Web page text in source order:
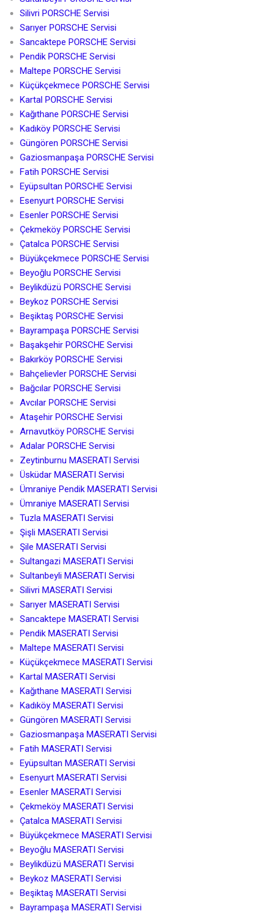
Silivri PORSCHE Servisi
Sarıyer PORSCHE Servisi
Sancaktepe PORSCHE Servisi
Pendik PORSCHE Servisi
Maltepe PORSCHE Servisi
Küçükçekmece PORSCHE Servisi
Kartal PORSCHE Servisi
Kağıthane PORSCHE Servisi
Kadıköy PORSCHE Servisi
Güngören PORSCHE Servisi
Gaziosmanpaşa PORSCHE Servisi
Fatih PORSCHE Servisi
Eyüpsultan PORSCHE Servisi
Esenyurt PORSCHE Servisi
Esenler PORSCHE Servisi
Çekmeköy PORSCHE Servisi
Çatalca PORSCHE Servisi
Büyükçekmece PORSCHE Servisi
Beyoğlu PORSCHE Servisi
Beylikdüzü PORSCHE Servisi
Beykoz PORSCHE Servisi
Beşiktaş PORSCHE Servisi
Bayrampaşa PORSCHE Servisi
Başakşehir PORSCHE Servisi
Bakırköy PORSCHE Servisi
Bahçelievler PORSCHE Servisi
Bağcılar PORSCHE Servisi
Avcılar PORSCHE Servisi
Ataşehir PORSCHE Servisi
Arnavutköy PORSCHE Servisi
Adalar PORSCHE Servisi
Zeytinburnu MASERATI Servisi
Üsküdar MASERATI Servisi
Ümraniye Pendik MASERATI Servisi
Ümraniye MASERATI Servisi
Tuzla MASERATI Servisi
Şişli MASERATI Servisi
Şile MASERATI Servisi
Sultangazi MASERATI Servisi
Sultanbeyli MASERATI Servisi
Silivri MASERATI Servisi
Sarıyer MASERATI Servisi
Sancaktepe MASERATI Servisi
Pendik MASERATI Servisi
Maltepe MASERATI Servisi
Küçükçekmece MASERATI Servisi
Kartal MASERATI Servisi
Kağıthane MASERATI Servisi
Kadıköy MASERATI Servisi
Güngören MASERATI Servisi
Gaziosmanpaşa MASERATI Servisi
Fatih MASERATI Servisi
Eyüpsultan MASERATI Servisi
Esenyurt MASERATI Servisi
Esenler MASERATI Servisi
Çekmeköy MASERATI Servisi
Çatalca MASERATI Servisi
Büyükçekmece MASERATI Servisi
Beyoğlu MASERATI Servisi
Beylikdüzü MASERATI Servisi
Beykoz MASERATI Servisi
Beşiktaş MASERATI Servisi
Bayrampaşa MASERATI Servisi